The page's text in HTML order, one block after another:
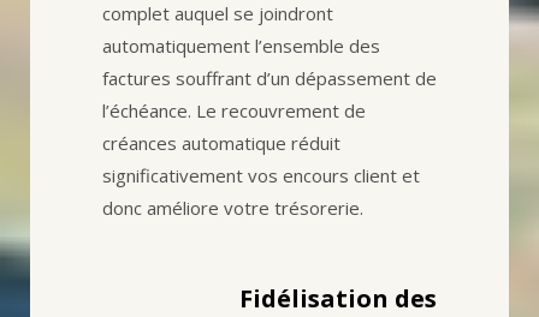
complet auquel se joindront
automatiquement l’ensemble des
factures souffrant d’un dépassement de
l’échéance. Le recouvrement de
créances automatique réduit
significativement vos encours client et
donc améliore votre trésorerie.
Fidélisation des